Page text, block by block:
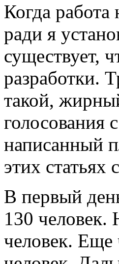
Когда работа
ради я
существует,
разработки.
такой,
голосования
написанный
этих
В первый
130 человек.
человек. Еще